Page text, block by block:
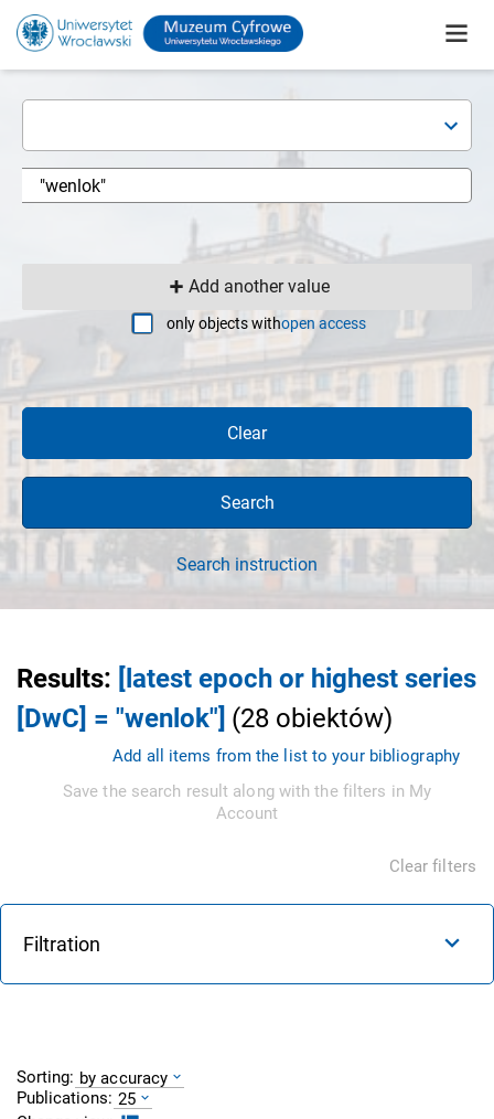
Add another value
only objects withopen access
Clear
Search
Search instruction
Results: [latest epoch or highest series
[DwC] = "wenlok"] (28 obiektów)
Add all items from the list to your bibliography
Save the search result along with the filters in My
Account
Clear filters
Filtration
Sorting: by accuracy
Publications: 25